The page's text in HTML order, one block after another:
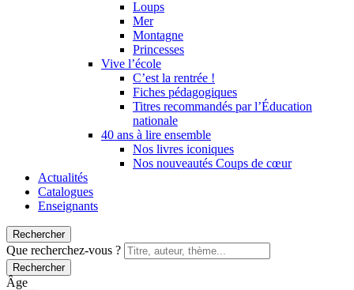
Loups
Mer
Montagne
Princesses
Vive l’école
C’est la rentrée !
Fiches pédagogiques
Titres recommandés par l’Éducation
nationale
40 ans à lire ensemble
Nos livres iconiques
Nos nouveautés Coups de cœur
Actualités
Catalogues
Enseignants
Rechercher
Que recherchez-vous ?
Rechercher
Âge